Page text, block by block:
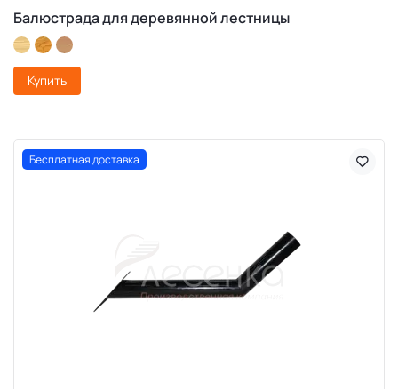
Балюстрада для деревянной лестницы
Купить
Бесплатная доставка